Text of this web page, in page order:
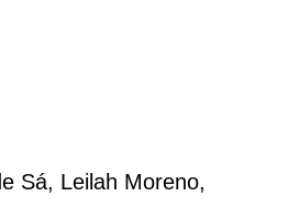
Sá, Leilah Moreno,